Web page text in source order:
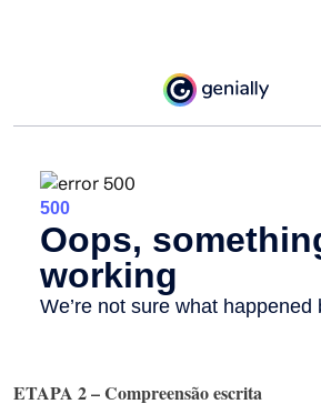
ETAPA 2 – Compreensão escrita